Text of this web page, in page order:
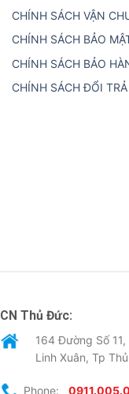
CHÍNH SÁCH VẬN
CHÍNH SÁCH BẢO
CHÍNH SÁCH BẢO
CHÍNH SÁCH ĐỔI TRẢ
CN Thủ Đức:
164 Đường Số 11,
Linh Xuân, Tp
Phone: